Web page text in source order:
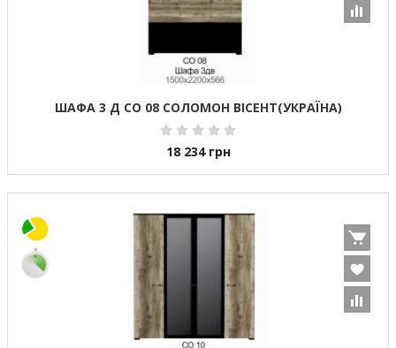
ШАФА 3 Д СО 08 СОЛОМОН ВІСЕНТ(УКРАЇНА)
18 234 грн